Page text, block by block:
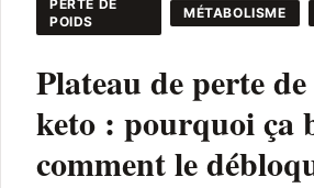
PERTE DE
POIDS
MÉTABOLISME
Plateau de perte
keto : pourquoi ça
comment le